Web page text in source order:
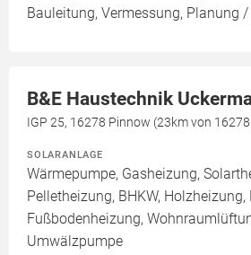
Bauleitung, Vermessung, Planung
B&E Haustechnik
IGP 25, 16278 Pinnow (23km von
SOLARANLAGE
Wärmepumpe, Gasheizung,
Pelletheizung, BHKW, Holzheizung,
Fußbodenheizung,
Umwälzpumpe